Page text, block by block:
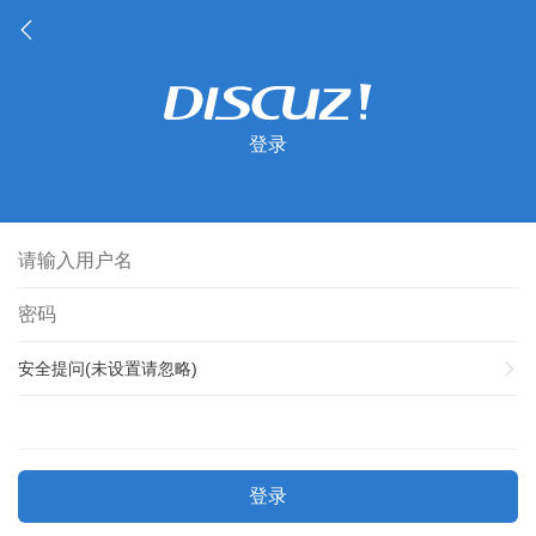
登录
安全提问(未设置请忽略)
登录